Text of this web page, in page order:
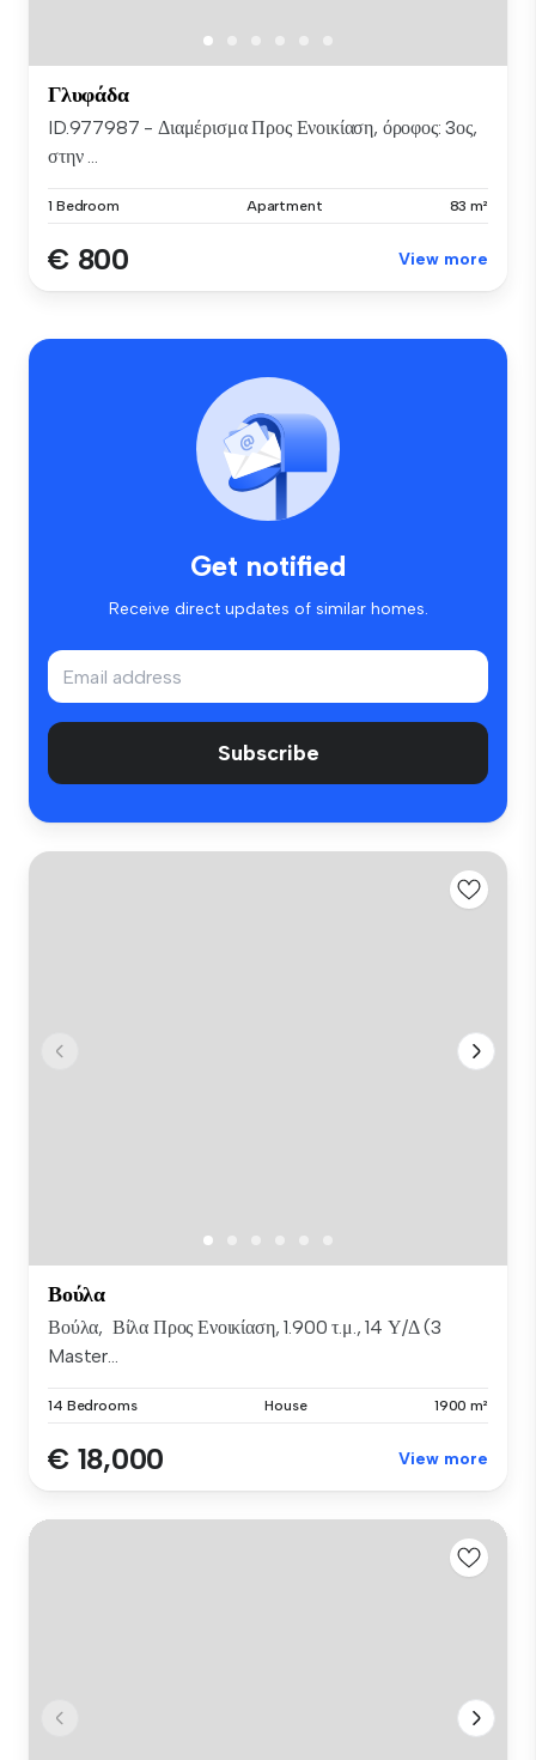
Γλυφάδα
ID.977987 - Διαμέρισμα Προς Ενοικίαση, όροφος: 3ος,
στην ...
1 Bedroom Apartment 83 m²
€ 800 View more
Get notified
Receive direct updates of similar homes.
Subscribe
Βούλα
Βούλα, Βίλα Προς Ενοικίαση, 1.900 τ.μ., 14 Υ/Δ (3
Master...
14 Bedrooms House 1900 m²
€ 18,000 View more